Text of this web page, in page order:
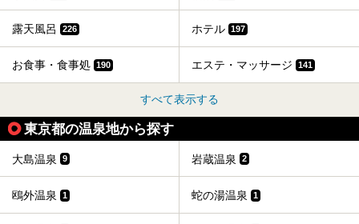
露天風呂 226 ホテル 197
お食事・食事処 190 エステ・マッサージ 141
すべて表示する
東京都の温泉地から探す
大島温泉 9 岩蔵温泉 2
鴎外温泉 1 蛇の湯温泉 1